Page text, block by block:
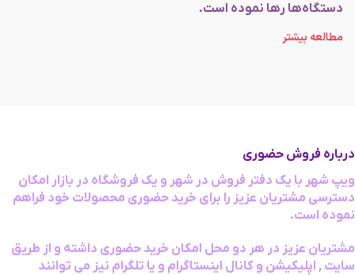
دستگاه‌ها رها نموده است.
مطالعه بیشتر
درباره فروش حضوری
ویپ شهر با یک دفتر فروش در شهر و یک فروشگاه در بازار امکان
دسترسی مشتریان عزیز را برای خرید حضوری محصولات خود فراهم
نموده است.
مشتریان عزیز در هر دو محل امکان خرید حضوری داشته و از طریق
سایت , اپلیکیشن و کانال اینستاگرام و یا تلگرام نیز می توانند